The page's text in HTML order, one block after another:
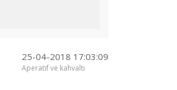
25-04-2018 17:03:09
Aperatif ve kahvaltı